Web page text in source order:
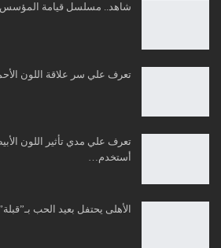
شاهد.. مسلسل قيامة المؤسس
تعرف علي سر علاقة اللون
تعرف علي مدي تأثير اللون
أستخدم…
الأهلى يحتفل بعيد الحب